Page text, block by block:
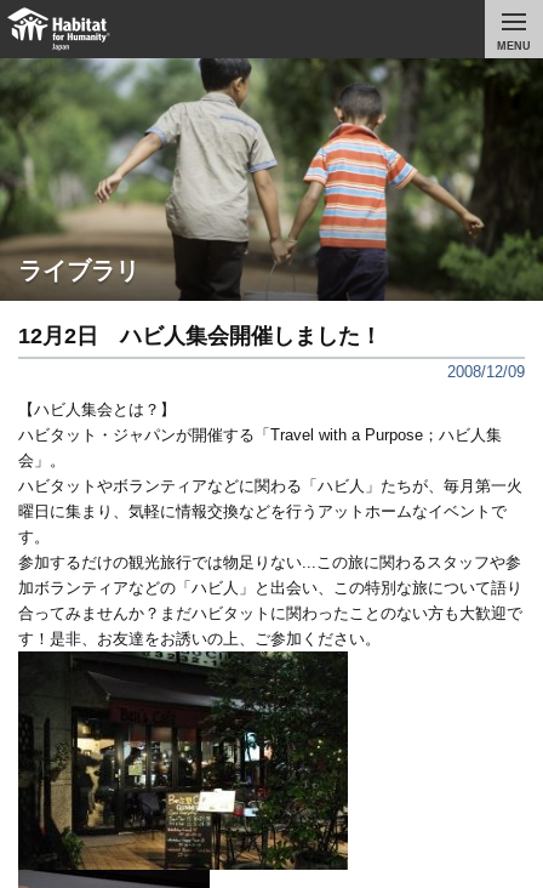
MENU
ライブラリ
12月2日 ハビ人集会開催しました！
2008/12/09
【ハビ人集会とは？】
ハビタット・ジャパンが開催する「Travel with a Purpose；ハビ人集
会」。
ハビタットやボランティアなどに関わる「ハビ人」たちが、毎月第一火
曜日に集まり、気軽に情報交換などを行うアットホームなイベントで
す。
参加するだけの観光旅行では物足りない...この旅に関わるスタッフや参
加ボランティアなどの「ハビ人」と出会い、この特別な旅について語り
合ってみませんか？まだハビタットに関わったことのない方も大歓迎で
す！是非、お友達をお誘いの上、ご参加ください。